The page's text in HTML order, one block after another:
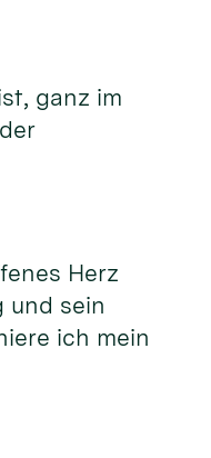
ganz im
Herz
und sein
ich mein